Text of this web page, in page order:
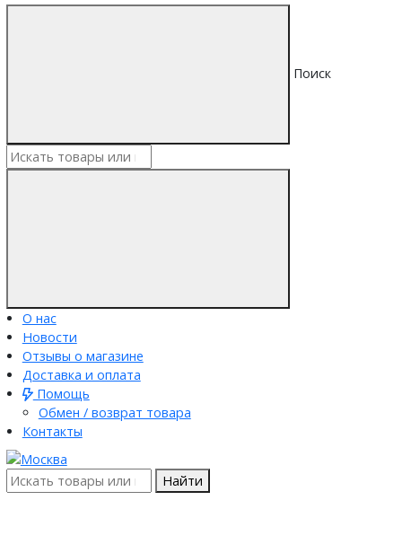
Поиск
О нас
Новости
Отзывы о магазине
Доставка и оплата
Помощь
Обмен / возврат товара
Контакты
Найти